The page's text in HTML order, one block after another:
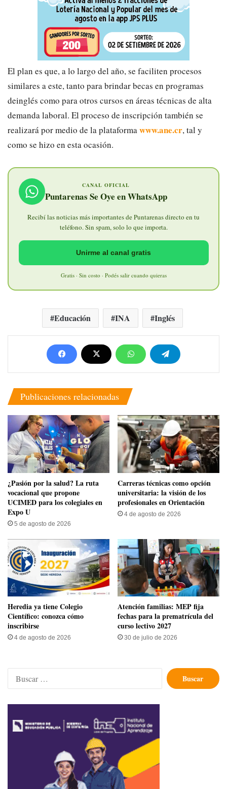
El plan es que,a lo largo del año,se faciliten procesos
similares a este, tanto para brindar becas en programas
deinglés como paraotros cursos en áreas técnicas de alta
demanda laboral. El proceso de inscripción también se
realizará por medio de la plataformawww.ane.cr, tal y
como se hizo en esta ocasión.
CANAL OFICIAL
Puntarenas Se Oye en WhatsApp
Recibí las noticias más importantes de Puntarenas directo en tu
teléfono. Sin spam, solo lo que importa.
Unirme al canal gratis
Gratis · Sin costo · Podés salir cuando quieras
Educación INA Inglés
Publicaciones relacionadas
​¿Pasión por la salud? La ruta
vocacional que propone
UCIMED para los colegiales en
Expo U
5 de agosto de 2026
Carreras técnicas como opción
universitaria: la visión de los
profesionales en Orientación
4 de agosto de 2026
Heredia ya tiene Colegio
Científico: conozca cómo
inscribirse
4 de agosto de 2026
Atención familias: MEP fija
fechas para la prematrícula del
curso lectivo 2027
30 de julio de 2026
Buscar: